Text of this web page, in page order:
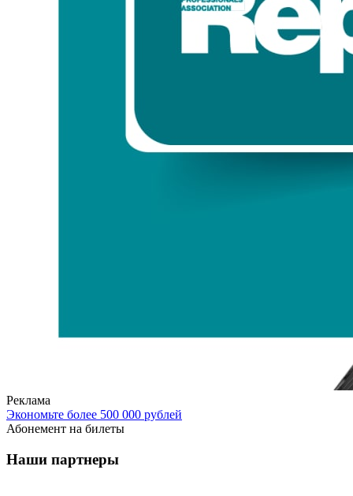
Реклама
Экономьте более 500 000 рублей
Абонемент на билеты
Наши партнеры